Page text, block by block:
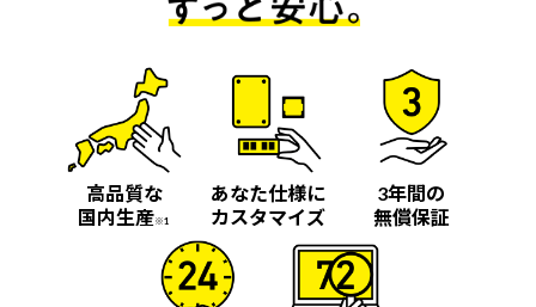
高品質な
国内生産※1
あなた仕様に
カスタマイズ
3年間の
無償保証